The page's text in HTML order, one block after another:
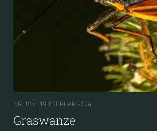
NR. 185 | 19. FEBRUAR 2024
Graswanze